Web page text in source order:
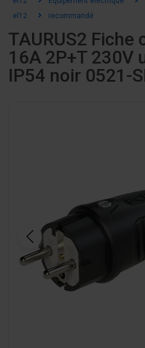
el12
recommandé
TAURUS2 Fiche
16A 2P+T 230V
IP54 noir 0521-